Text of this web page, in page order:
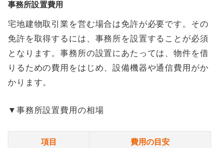
事務所設置費用
宅地建物取引業を営む場合は免許が必要です。その
免許を取得するには、事務所を設置することが必須
となります。事務所の設置にあたっては、物件を借
りるための費用をはじめ、設備機器や通信費用がか
かります。
▼事務所設置費用の相場
項目 費用の目安